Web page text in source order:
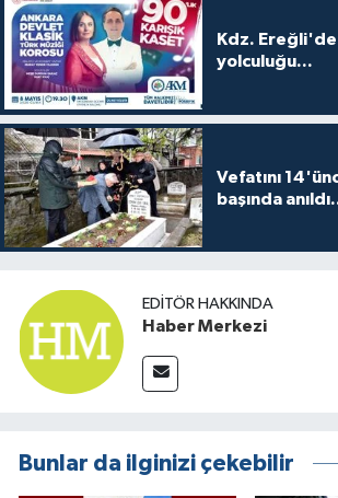
Kdz.
yolculuğu...
Vefatını
başında
EDITÖR HAKKINDA
Haber Merkezi
Bunlar da ilginizi çekebilir